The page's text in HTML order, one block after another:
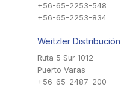
+56-65-2253-548
+56-65-2253-834
Weitzler Distribución
Ruta 5 Sur 1012
Puerto Varas
+56-65-2487-200